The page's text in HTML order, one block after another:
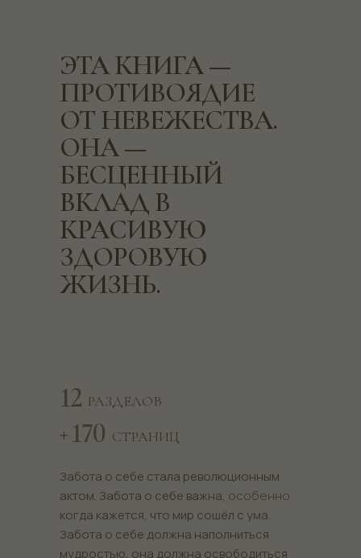
ЭТА КНИГА —
ПРОТИВОЯДИЕ
ОТ НЕВЕЖЕСТВА.
ОНА —
БЕСЦЕННЫЙ
ВКЛАД В
КРАСИВУЮ
ЗДОРОВУЮ
ЖИЗНЬ.
12
Забота о себе стала революционным
актом. Забота о себе важна, особенно
когда кажется, что мир сошёл с ума.
Забота о себе должна наполниться
мудростью, она должна освободиться
РАЗДЕЛОВ
СТРАНИЦ
+170